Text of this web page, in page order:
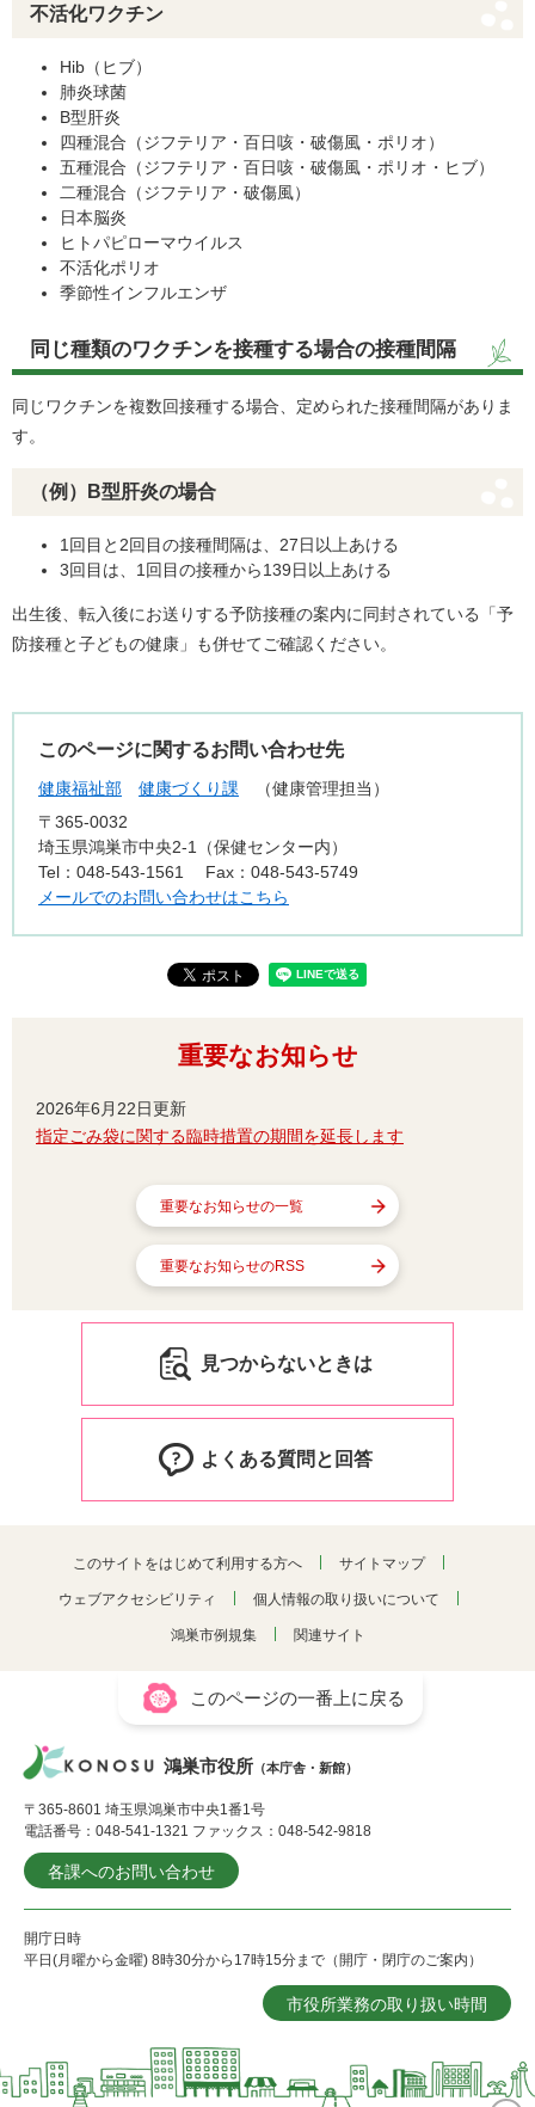
不活化ワクチン
Hib（ヒブ）
肺炎球菌
B型肝炎
四種混合（ジフテリア・百日咳・破傷風・ポリオ）
五種混合（ジフテリア・百日咳・破傷風・ポリオ・ヒブ）
二種混合（ジフテリア・破傷風）
日本脳炎
ヒトパピローマウイルス
不活化ポリオ
季節性インフルエンザ
同じ種類のワクチンを接種する場合の接種間隔
同じワクチンを複数回接種する場合、定められた接種間隔がありま
す。
（例）B型肝炎の場合
1回目と2回目の接種間隔は、27日以上あける
3回目は、1回目の接種から139日以上あける
出生後、転入後にお送りする予防接種の案内に同封されている「予
防接種と子どもの健康」も併せてご確認ください。
このページに関するお問い合わせ先
健康福祉部 健康づくり課
健康管理担当
〒365-0032
埼玉県鴻巣市中央2-1（保健センター内）
Tel：048-543-1561
Fax：048-543-5749
メールでのお問い合わせはこちら
重要なお知らせ
2026年6月22日更新
指定ごみ袋に関する臨時措置の期間を延長します
重要なお知らせの一覧
重要なお知らせのRSS
見つからないときは
よくある質問と回答
このサイトをはじめて利用する方へ サイトマップ
ウェブアクセシビリティ 個人情報の取り扱いについて
鴻巣市例規集 関連サイト
このページの一番上に戻る
鴻巣市役所 （本庁舎・新館）
〒365-8601 埼玉県鴻巣市中央1番1号
電話番号：048-541-1321 ファックス：048-542-9818
各課へのお問い合わせ
開庁日時
平日(月曜から金曜) 8時30分から17時15分まで（開庁・閉庁のご案内）
市役所業務の取り扱い時間